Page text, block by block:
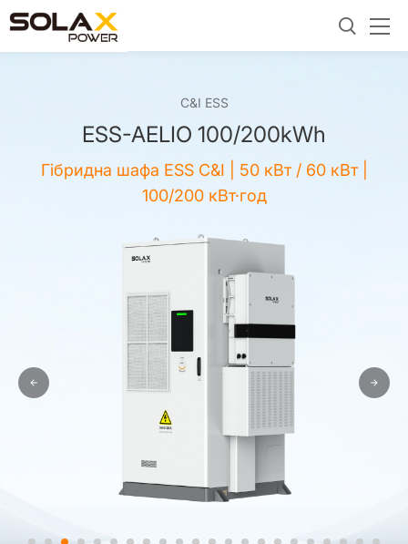
C&I ESS
ESS-AELIO 100/200kWh
Гібридна шафа ESS C&I | 50 кВт / 60 кВт |
100/200 кВт·год